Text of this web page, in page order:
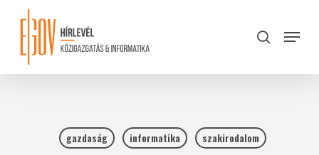
content
search
Menu
gazdaság informatika szakirodalom
Close